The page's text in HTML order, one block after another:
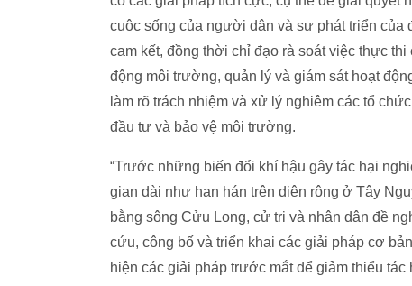
cuộc sống của người dân và sự phát triển
cam kết, đồng thời chỉ đạo rà soát việc thực
động môi trường, quản lý và giám sát hoạt
làm rõ trách nhiệm và xử lý nghiêm các tổ
đầu tư và bảo vệ môi trường.
“Trước những biến đổi khí hậu gây tác hại
gian dài như hạn hán trên diện rộng ở Tây
bằng sông Cửu Long, cử tri và nhân dân đề
cứu, công bố và triển khai các giải pháp cơ
hiện các giải pháp trước mắt để giảm thiểu